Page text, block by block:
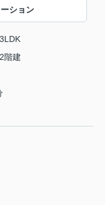
ション
3LDK
2階建